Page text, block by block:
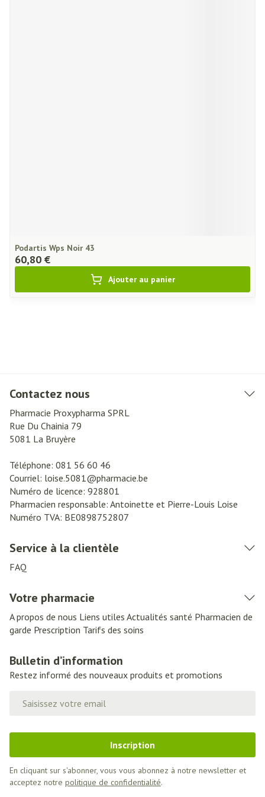
Podartis Wps Noir 43
60,80 €
Ajouter au panier
Contactez nous
Pharmacie Proxypharma SPRL
Rue Du Chainia 79
5081 La Bruyère
Téléphone: 081 56 60 46
Courriel: loise.5081@pharmacie.be
Numéro de licence: 928801
Pharmacien responsable: Antoinette et Pierre-Louis Loise
Numéro TVA: BE0898752807
Service à la clientèle
FAQ
Votre pharmacie
A propos de nous Liens utiles Actualités santé Pharmacien de
garde Prescription Tarifs des soins
Bulletin d’information
Restez informé des nouveaux produits et promotions
Inscription
En cliquant sur s'abonner, vous vous abonnez à notre newsletter et
acceptez notre politique de confidentialité.